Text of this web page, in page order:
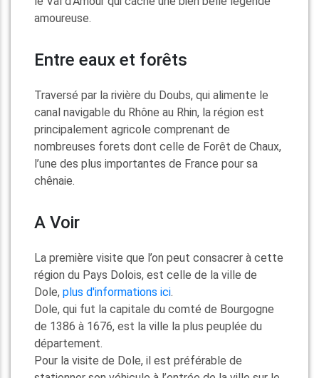
Traversé par la rivière du Doubs, qui alimente le
principalement agricole comprenant de
l’une des plus importantes de France pour sa
chênaie.
A Voir
La première visite que l’on peut consacrer à cette
Dole,plus d'informations ici
de 1386 à 1676, est la ville la plus peuplée du
département.
Pour la visite de Dole, il est préférable de
stationner son véhicule à l’entrée de la ville sur le
parking au bord du Doubs, et de poursuivre la
visite à pied parmi les ruelles.
De ce que l’on peut voir de l’architecture
historique de la ville, celle-ci datent du XVIe